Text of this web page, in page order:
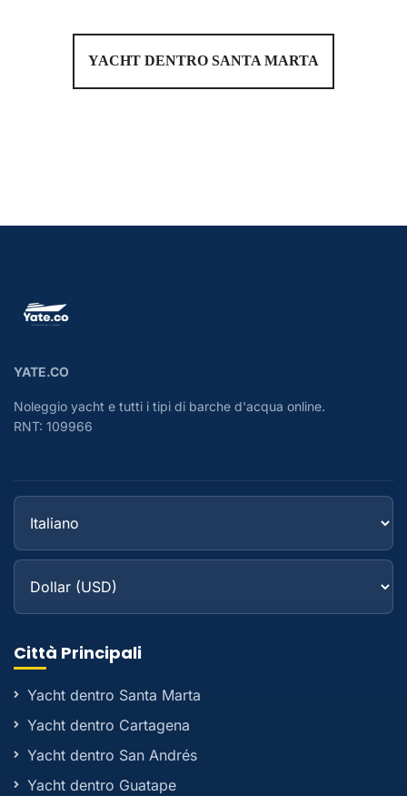
YACHT DENTRO SANTA MARTA
YATE.CO
Noleggio yacht e tutti i tipi di barche d'acqua online.
RNT: 109966
Città Principali
Yacht dentro Santa Marta
Yacht dentro Cartagena
Yacht dentro San Andrés
Yacht dentro Guatape